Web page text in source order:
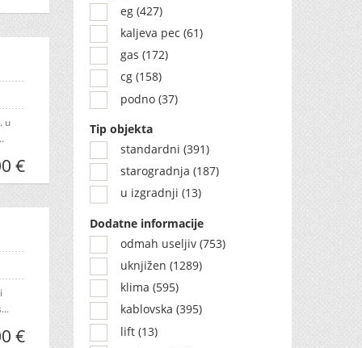
u
€
€
eg (427)
kaljeva pec (61)
gas (172)
cg (158)
podno (37)
Tip objekta
standardni (391)
starogradnja (187)
u izgradnji (13)
Dodatne informacije
odmah useljiv (753)
uknjižen (1289)
klima (595)
kablovska (395)
lift (13)